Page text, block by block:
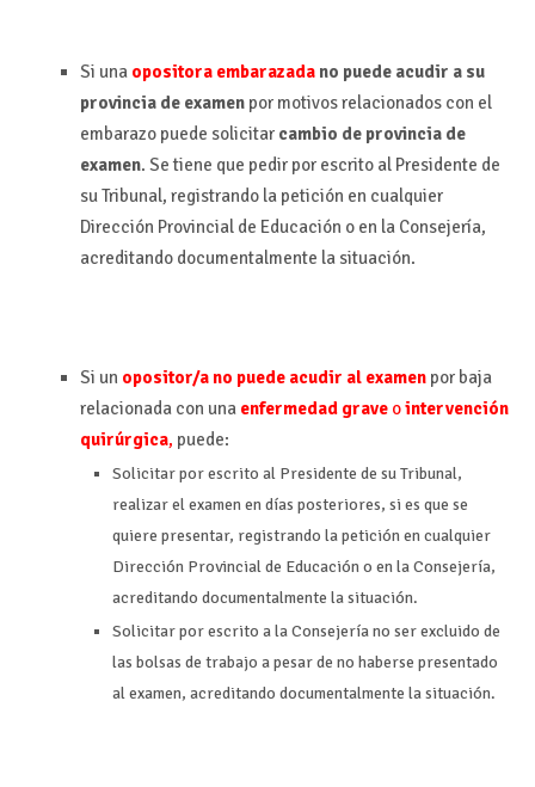
Si una opositora embarazada no puede acudir a su
provincia de examenpor motivos relacionados con el
embarazo puede solicitar cambio de provincia de
examen. Se tiene que pedir por escrito al Presidente de
su Tribunal, registrando la petición en cualquier
Dirección Provincial de Educación o en la Consejería,
acreditando documentalmente la situación.
Si un opositor/a no puede acudir al examen por baja
relacionada con una enfermedad graveointervención
quirúrgica, puede:
Solicitar por escrito al Presidente de su Tribunal,
realizar el examen en días posteriores, si es que se
quiere presentar, registrando la petición en cualquier
Dirección Provincial de Educación o en la Consejería,
acreditando documentalmente la situación.
Solicitar por escrito a la Consejería no ser excluido de
las bolsas de trabajo a pesar de no haberse presentado
al examen, acreditando documentalmente la situación.